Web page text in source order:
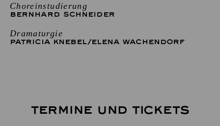
Choreinstudierung
BERNHARD SCHNEIDER
Dramaturgie
PATRICIA KNEBEL/ELENA WACHENDORF
TERMINE UND TICKETS